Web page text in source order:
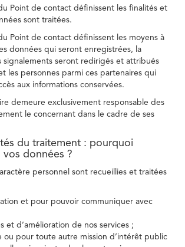
Point de contact définissent les finalités et
sont traitées.
Point de contact définissent les moyens à
données qui seront enregistrées, la
signalements seront redirigés et attribués
les personnes parmi ces partenaires qui
aux informations conservées.
demeure exclusivement responsable des
le concernant dans le cadre de ses
du traitement : pourquoi
données ?
personnel sont recueillies et traitées
et pour pouvoir communiquer avec
et d’amélioration de nos services ;
ou pour toute autre mission d’intérêt public